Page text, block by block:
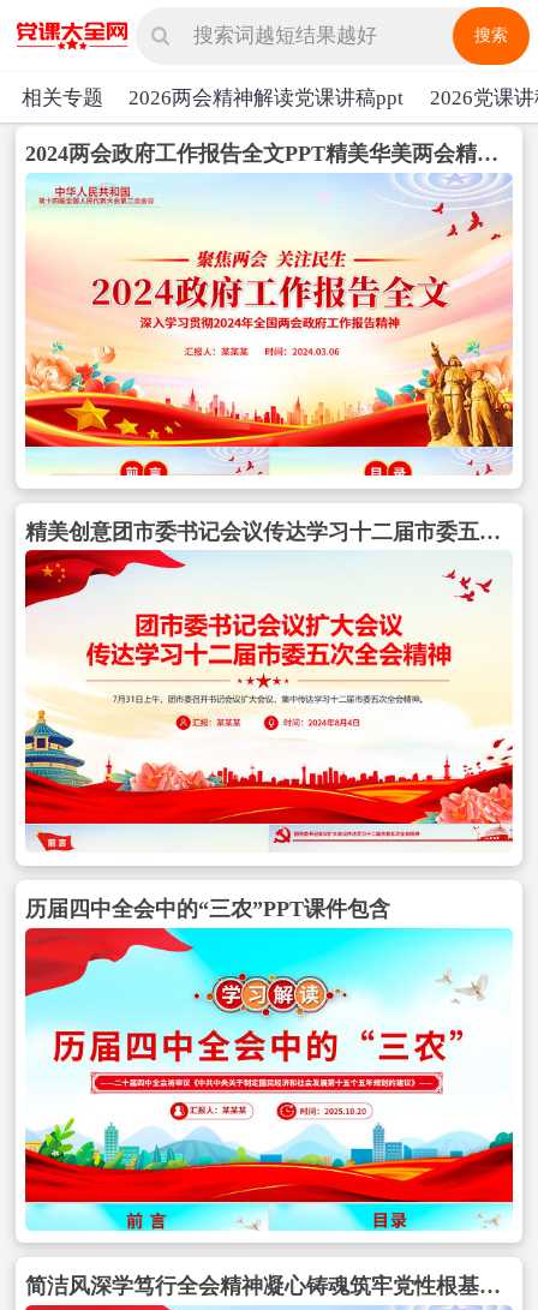
搜索
相关专题 2026两会精神解读党课讲稿ppt 2026党课
2024两会政府工作报告全文PPT精美华美两会精神学习辅导专题党课包含
精美创意团市委书记会议传达学习十二届市委五次全会精神PPT包含
历届四中全会中的“三农”PPT课件包含
简洁风深学笃行全会精神凝心铸魂筑牢党性根基PPT党课包含